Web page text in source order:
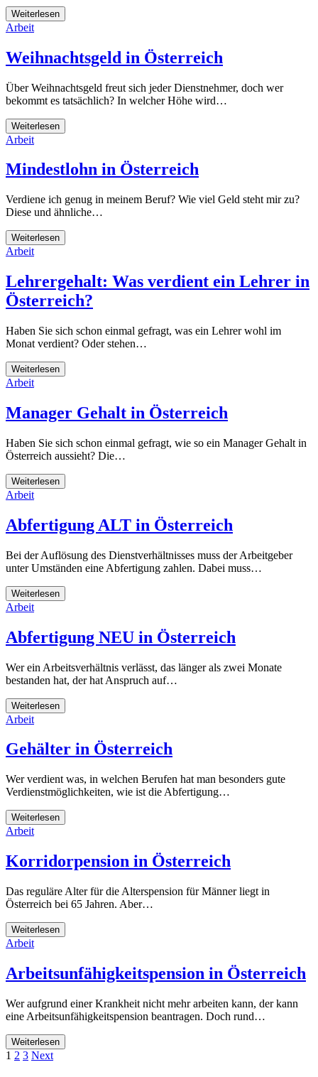
Weiterlesen
Arbeit
Weihnachtsgeld in Österreich
Über Weihnachtsgeld freut sich jeder Dienstnehmer, doch wer
bekommt es tatsächlich? In welcher Höhe wird…
Weiterlesen
Arbeit
Mindestlohn in Österreich
Verdiene ich genug in meinem Beruf? Wie viel Geld steht mir zu?
Diese und ähnliche…
Weiterlesen
Arbeit
Lehrergehalt: Was verdient ein Lehrer in
Österreich?
Haben Sie sich schon einmal gefragt, was ein Lehrer wohl im
Monat verdient? Oder stehen…
Weiterlesen
Arbeit
Manager Gehalt in Österreich
Haben Sie sich schon einmal gefragt, wie so ein Manager Gehalt in
Österreich aussieht? Die…
Weiterlesen
Arbeit
Abfertigung ALT in Österreich
Bei der Auflösung des Dienstverhältnisses muss der Arbeitgeber
unter Umständen eine Abfertigung zahlen. Dabei muss…
Weiterlesen
Arbeit
Abfertigung NEU in Österreich
Wer ein Arbeitsverhältnis verlässt, das länger als zwei Monate
bestanden hat, der hat Anspruch auf…
Weiterlesen
Arbeit
Gehälter in Österreich
Wer verdient was, in welchen Berufen hat man besonders gute
Verdienstmöglichkeiten, wie ist die Abfertigung…
Weiterlesen
Arbeit
Korridorpension in Österreich
Das reguläre Alter für die Alterspension für Männer liegt in
Österreich bei 65 Jahren. Aber…
Weiterlesen
Arbeit
Arbeitsunfähigkeitspension in Österreich
Wer aufgrund einer Krankheit nicht mehr arbeiten kann, der kann
eine Arbeitsunfähigkeitspension beantragen. Doch rund…
Weiterlesen
1 2 3 Next